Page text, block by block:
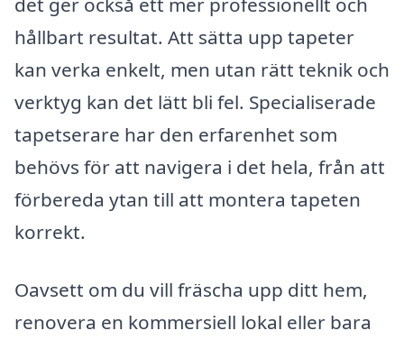
hållbart resultat. Att sätta upp tapeter
kan verka enkelt, men utan rätt teknik och
verktyg kan det lätt bli fel. Specialiserade
tapetserare har den erfarenhet som
behövs för att navigera i det hela, från att
förbereda ytan till att montera tapeten
korrekt.
Oavsett om du vill fräscha upp ditt hem,
renovera en kommersiell lokal eller bara